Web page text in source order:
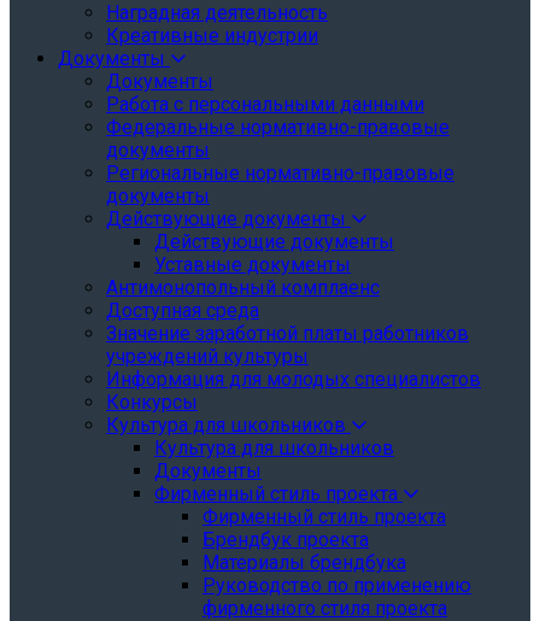
Наградная деятельность
Креативные индустрии
Документы
Документы
Работа с персональными данными
Федеральные нормативно-правовые
документы
Региональные нормативно-правовые
документы
Действующие документы
Действующие документы
Уставные документы
Антимонопольный комплаенс
Доступная среда
Значение заработной платы работников
учреждений культуры
Информация для молодых специалистов
Конкурсы
Культура для школьников
Культура для школьников
Документы
Фирменный стиль проекта
Фирменный стиль проекта
Брендбук проекта
Материалы брендбука
Руководство по применению
фирменного стиля проекта